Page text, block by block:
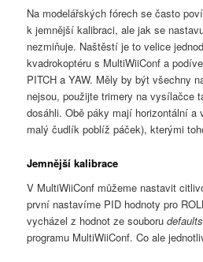
Na modelářských fórech se často
k jemnější kalibraci, ale jak se
nezmiňuje. Naštěstí je to velice
kvadrokoptéru s MultiWiiConf a
PITCH a YAW. Měly by být všechny
nejsou, použijte trimery na vysílačce
dosáhli. Obě páky mají horizontální a
malý čudlík poblíž páček), kterými
Jemnější kalibrace
V MultiWiiConf můžeme nastavit
první nastavíme PID hodnoty pro
vycházel z hodnot ze souboru
programu MultiWiiConf. Co ale